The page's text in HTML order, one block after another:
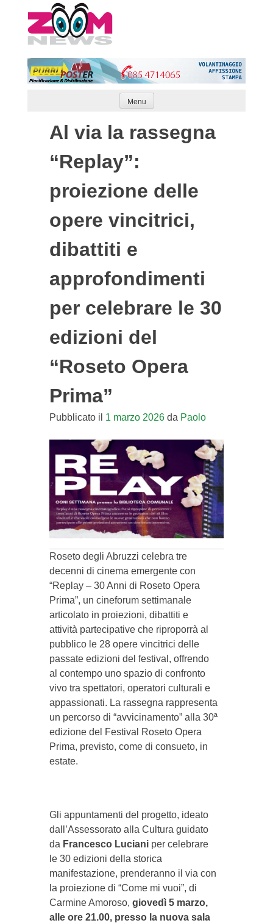
to
content
Menu
Al via la rassegna
“Replay”:
proiezione delle
opere vincitrici,
dibattiti e
approfondimenti
per celebrare le 30
edizioni del
“Roseto Opera
Prima”
Pubblicato il 1 marzo 2026da Paolo
Roseto degli Abruzzi celebra tre
decenni di cinema emergente con
“Replay – 30 Anni di Roseto Opera
Prima”, un cineforum settimanale
articolato in proiezioni, dibattiti e
attività partecipative che riproporrà al
pubblico le 28 opere vincitrici delle
passate edizioni del festival, offrendo
al contempo uno spazio di confronto
vivo tra spettatori, operatori culturali e
appassionati. La rassegna rappresenta
un percorso di “avvicinamento” alla 30ª
edizione del Festival Roseto Opera
Prima, previsto, come di consueto, in
estate.
Gli appuntamenti del progetto, ideato
dall’Assessorato alla Cultura guidato
da Francesco Lucianiper celebrare
le 30 edizioni della storica
manifestazione, prenderanno il via con
la proiezione di “Come mi vuoi”, di
Carmine Amoroso, giovedì 5 marzo,
alle ore 21.00, presso la nuova sala